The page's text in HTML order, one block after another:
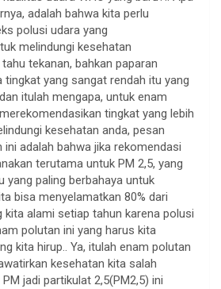
adalah bahwa kita perlu
polusi udara yang
melindungi kesehatan
tekanan, bahkan paparan
yang sangat rendah itu yang
itulah mengapa, untuk enam
tingkat yang lebih
kesehatan anda, pesan
adalah bahwa jika rekomendasi
terutama untuk PM 2,5, yang
yang paling berbahaya untuk
bisa menyelamatkan 80% dari
kita alami setiap tahun karena polusi
polutan ini yang harus kita
kita hirup.. Ya, itulah enam polutan
kesehatan kita salah
jadi partikulat 2,5(PM2,5) ini